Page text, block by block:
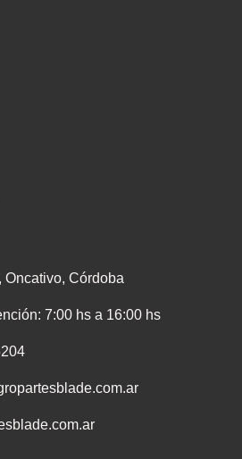
Oncativo, Córdoba
7:00 hs a 16:00 hs